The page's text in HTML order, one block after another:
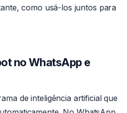
como usá-los juntos para
no WhatsApp e
de inteligência artificial que